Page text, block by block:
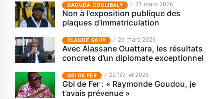
‎DAOUDA COULIBALY 31 mars 2026
Non à l'exposition publique des
plaques d'immatriculation
CLAUDE SAHY 26 mars 2026
Avec Alassane Ouattara, les résultats
concrets d’un diplomate exceptionnel
GBI DE FER 22 février 2026
Gbi de Fer : « Raymonde Goudou, je
t’avais prévenue »